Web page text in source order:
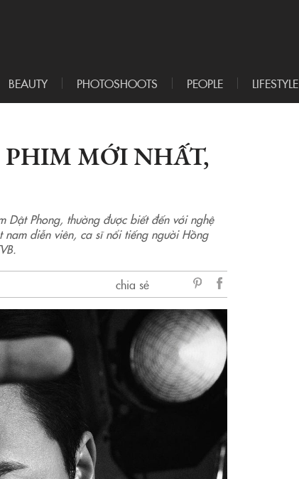
BEAUTY PHOTOSHOOTS PEOPLE LIFESTYLE
PHIM MỚI NHẤT,
Dật Phong, thường được biết đến với nghệ
diễn viên, ca sĩ nổi tiếng người Hồng
chia sẻ
Facebook